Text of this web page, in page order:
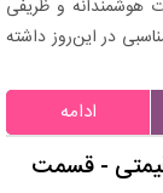
هوشمندانه‌ و ظریفی
در این‌روز داشته
ادامه
- قسمت